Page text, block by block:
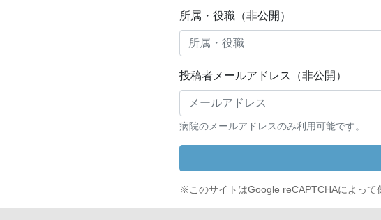
所属・役職（非公開）
投稿者メールアドレス（非公開）
病院のメールアドレスのみ利用可能です。
※このサイトはGoogle reCAPTCHAによって